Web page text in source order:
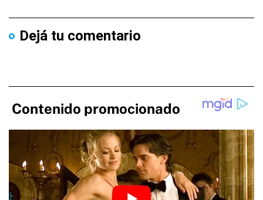
Dejá tu comentario